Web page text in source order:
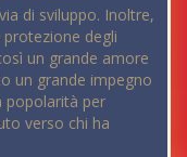
di sviluppo. Inoltre,
degli
un grande amore
un grande impegno
popolarità per
verso chi ha